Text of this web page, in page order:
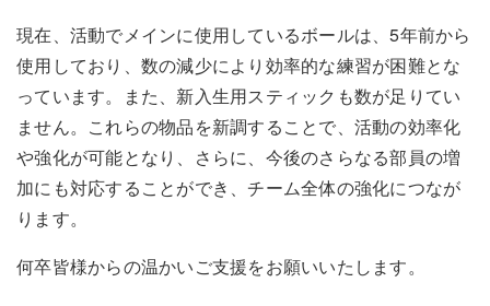
現在、活動でメインに使用しているボールは、5年前から
使用しており、数の減少により効率的な練習が困難とな
っています。また、新入生用スティックも数が足りてい
ません。これらの物品を新調することで、活動の効率化
や強化が可能となり、さらに、今後のさらなる部員の増
加にも対応することができ、チーム全体の強化につなが
ります。
何卒皆様からの温かいご支援をお願いいたします。